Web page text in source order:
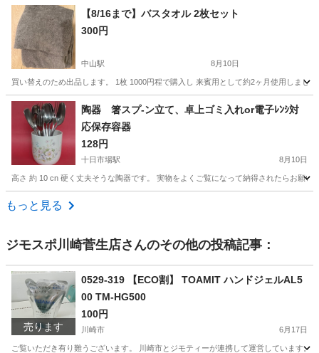
神奈川 川崎市 武蔵中原駅 その他
【8/16まで】バスタオル 2枚セット
300円
中山駅 8月10日
買い替えのため出品します。 1枚 1000円程で購入し 来賓用として約2ヶ月使用しまし
神奈川 横浜市 中山駅 家庭用品 バスタオル
陶器 箸スプ-ン立て、卓上ゴミ入れor電子ﾚﾝｼ対
応保存容器
128円
十日市場駅 8月10日
高さ 約 10 cn 硬く丈夫そうな陶器です。 実物をよくご覧になって納得されたらお願
神奈川 横浜市
もっと見る
ジモスポ川崎菅生店さんのその他の投稿記事：
売ります
0529-319 【ECO割】 TOAMIT ハンドジェルAL5
00 TM-HG500
100円
川崎市 6月17日
ご覧いただき有り難うございます。 川崎市とジモティーが連携して運営していま